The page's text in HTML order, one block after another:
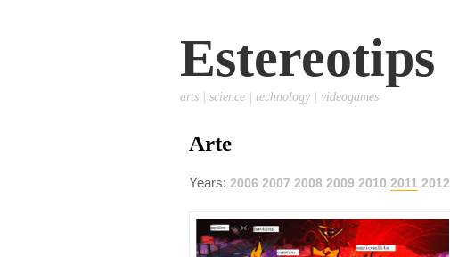
Estereotips
arts | science | technology | videogames
Arte
Years: 2006 2007 2008 2009 2010 2011 2012